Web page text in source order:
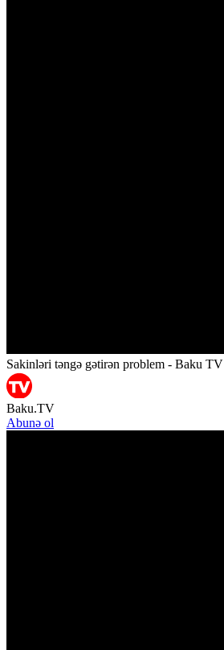
Sakinləri təngə gətirən problem - Baku TV
Baku.TV
Abunə ol